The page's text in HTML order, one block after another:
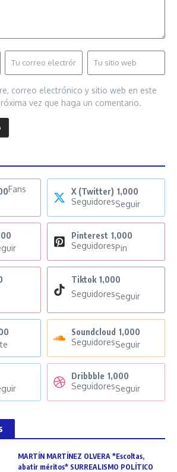
correo electrónico y sitio web en este
vez que haga un comentario.
Fans
X (Twitter) 1,000
SeguidoresSeguir
Pinterest 1,000
SeguidoresPin
Tiktok 1,000
SeguidoresSeguir
Soundcloud 1,000
SeguidoresSeguir
Dribbble 1,000
SeguidoresSeguir
MARTÍN MARTÍNEZ OLVERA *Escoltas,
abatir méritos* SURREALISMO POLÍTICO